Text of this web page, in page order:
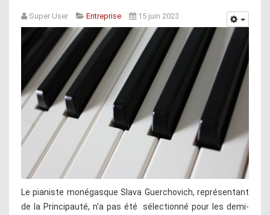
Super User Entreprise 15 juin 2023
Le pianiste monégasque Slava Guerchovich, représentant
de la Principauté, n'a pas été sélectionné pour les demi-